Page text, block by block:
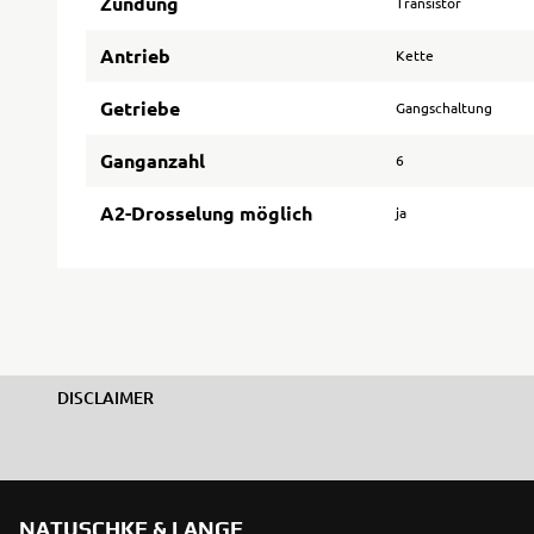
Antrieb Kette
Getriebe Gangschaltung
Ganganzahl 6
A2-Drosselung möglich ja
DISCLAIMER
NATUSCHKE & LANGE